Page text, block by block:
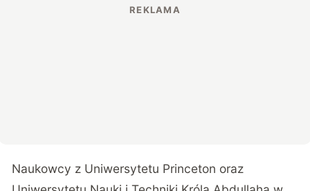
Naukowcy z Uniwersytetu Princeton oraz